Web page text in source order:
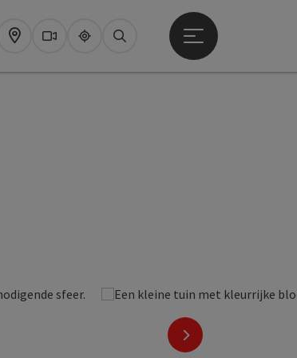
Map WebcamsUpperguide
Zoeken
Startmenu openen
nächstes Element